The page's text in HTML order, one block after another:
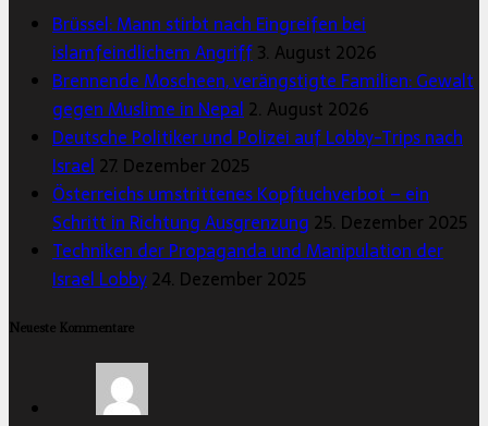
Brüssel: Mann stirbt nach Eingreifen bei
islamfeindlichem Angriff3. August 2026
Brennende Moscheen, verängstigte Familien: Gewalt
gegen Muslime in Nepal 2. August 2026
Deutsche Politiker und Polizei auf Lobby-Trips nach
Israel 27. Dezember 2025
Österreichs umstrittenes Kopftuchverbot – ein
Schritt in Richtung Ausgrenzung 25. Dezember 2025
Techniken der Propaganda und Manipulation der
Israel Lobby24. Dezember 2025
Neueste Kommentare